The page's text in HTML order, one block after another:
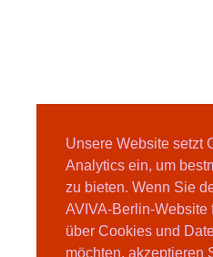
Unsere Website setzt
Analytics ein, um
zu bieten. Wenn Sie
AVIVA-Berlin-Website
über Cookies und
möchten, akzeptieren